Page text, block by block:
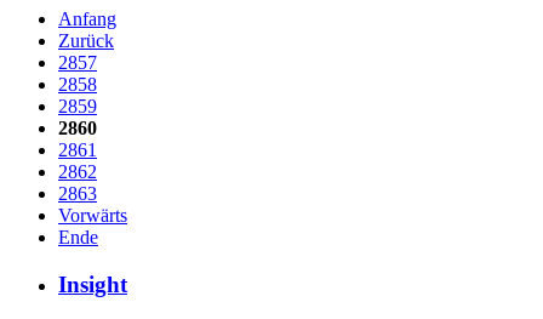
Anfang
Zurück
2857
2858
2859
2860
2861
2862
2863
Vorwärts
Ende
Insight